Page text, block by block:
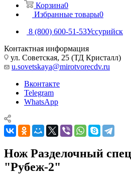
Корзина0
Избранные товары0
8 (800) 600-51-53Уссурийск
Контактная информация
ул. Советская, 25 (ТД Кристалл)
u.sovetskaya@mirotvorecdv.ru
Вконтакте
Telegram
WhatsApp
Нож Разделочный
"Рубеж-2"